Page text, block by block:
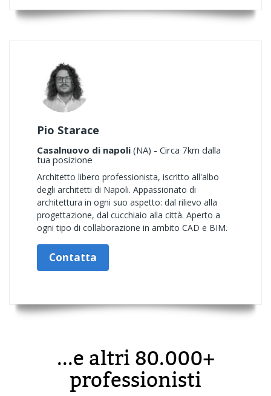
Pio Starace
Casalnuovo di napoli (NA) - Circa 7km dalla
tua posizione
Architetto libero professionista, iscritto all'albo
degli architetti di Napoli. Appassionato di
architettura in ogni suo aspetto: dal rilievo alla
progettazione, dal cucchiaio alla città. Aperto a
ogni tipo di collaborazione in ambito CAD e BIM.
Contatta
...e altri 80.000+
professionisti